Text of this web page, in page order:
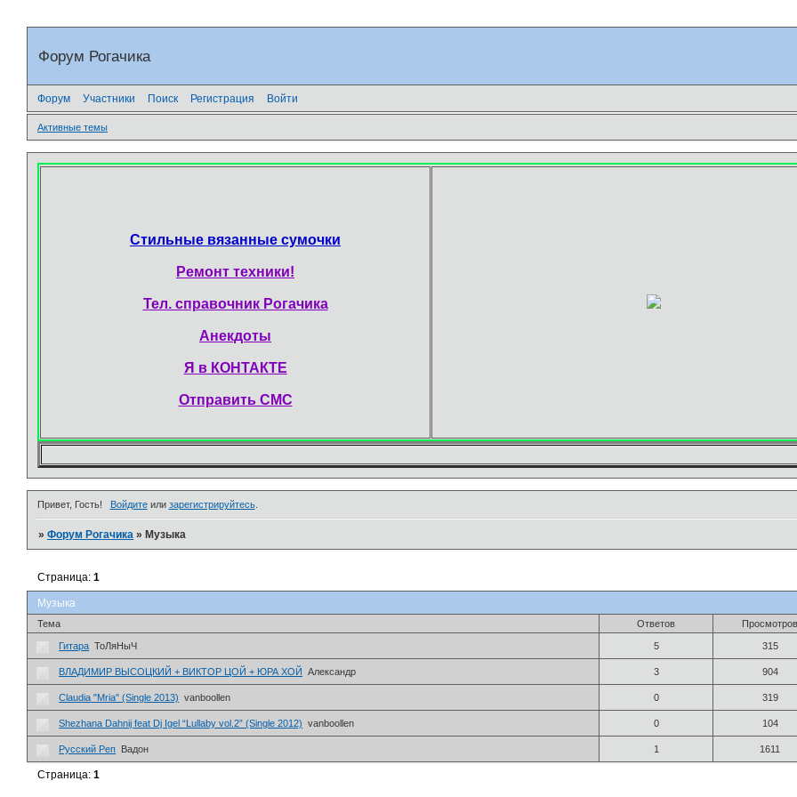
Форум Рогачика
Форум Участники Поиск Регистрация Войти
Активные темы
Стильные вязанные сумочки
Ремонт техники!
Тел. справочник Рогачика
Анекдоты
Я в КОНТАКТЕ
Отправить СМС
Привет, Гость! Войдитеили зарегистрируйтесь.
»Форум Рогачика »Музыка
Музыка
Страница:1
Тема Ответов Просмотров
Гитара ТоЛяНыЧ 5 315
ВЛАДИМИР ВЫСОЦКИЙ + ВИКТОР ЦОЙ + ЮРА ХОЙ Александр 3 904
Claudia "Mria" (Single 2013) vanboollen 0 319
Shezhana Dahnij feat Dj Igel “Lullaby vol.2” (Single 2012) vanboollen 0 104
Русский Реп Вадон 1 1611
Страница:1